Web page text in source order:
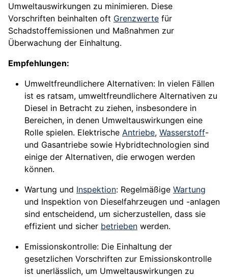
Umweltauswirkungen zu minimieren. Diese
Vorschriften beinhalten oft Grenzwerte für
Schadstoffemissionen und Maßnahmen zur
Überwachung der Einhaltung.
Empfehlungen:
Umweltfreundlichere Alternativen: In vielen Fällen
ist es ratsam, umweltfreundlichere Alternativen zu
Diesel in Betracht zu ziehen, insbesondere in
Bereichen, in denen Umweltauswirkungen eine
Rolle spielen. Elektrische Antriebe, Wasserstoff-
und Gasantriebe sowie Hybridtechnologien sind
einige der Alternativen, die erwogen werden
können.
Wartung und Inspektion: Regelmäßige Wartung
und Inspektion von Dieselfahrzeugen und -anlagen
sind entscheidend, um sicherzustellen, dass sie
effizient und sicher betrieben werden.
Emissionskontrolle: Die Einhaltung der
gesetzlichen Vorschriften zur Emissionskontrolle
ist unerlässlich, um Umweltauswirkungen zu